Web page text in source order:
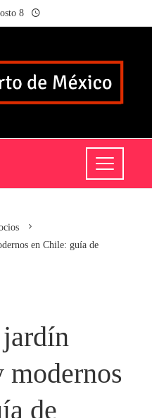
8
en Chile: guía de
modernos
de